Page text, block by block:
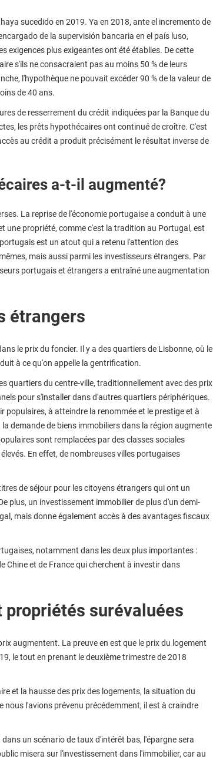
sucedido en 2019. Ya en 2018, ante el incremento de
de la supervisión bancaria en el país luso,
exigences plus exigeantes ont été établies. De cette
s'ils ne consacraient pas au moins 50 % de leurs
l'hypothèque ne pouvait excéder 90 % de la valeur de
de 40 ans.
de resserrement du crédit indiquées par la Banque du
les prêts hypothécaires ont continué de croître. C'est
au crédit a produit précisément le résultat inverse de
a-t-il augmenté?
La reprise de l'économie portugaise a conduit à une
une propriété, comme c'est la tradition au Portugal, est
est un atout qui a retenu l'attention des
mais aussi parmi les investisseurs étrangers. Par
portugais et étrangers a entraîné une augmentation
étrangers
le prix du foncier. Il y a des quartiers de Lisbonne, où le
à ce qu'on appelle la gentrification.
quartiers du centre-ville, traditionnellement avec des prix
pour s'installer dans d'autres quartiers périphériques.
populaires, à atteindre la renommée et le prestige et à
demande de biens immobiliers dans la région augmente
sont remplacées par des classes sociales
En effet, de nombreuses villes portugaises
de séjour pour les citoyens étrangers qui ont un
plus, un investissement immobilier de plus d'un demi-
mais donne également accès à des avantages fiscaux
notamment dans les deux plus importantes :
Chine et de France qui cherchent à investir dans
propriétés surévaluées
augmentent. La preuve en est que le prix du logement
le tout en prenant le deuxième trimestre de 2018
et la hausse des prix des logements, la situation du
l'avions prévenu précédemment, il est à craindre
un scénario de taux d'intérêt bas, l'épargne sera
misera sur l'investissement dans l'immobilier, car au